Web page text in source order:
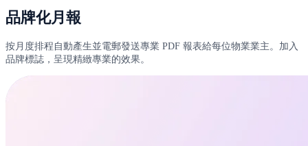
品牌化月報
按月度排程自動產生並電郵發送專業 PDF 報表給每位物業業主。加入
品牌標誌，呈現精緻專業的效果。